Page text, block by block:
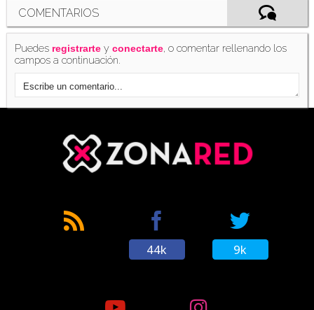
COMENTARIOS
Puedes registrarte yconectarte, o comentar rellenando los
campos a continuación.
44k 9k